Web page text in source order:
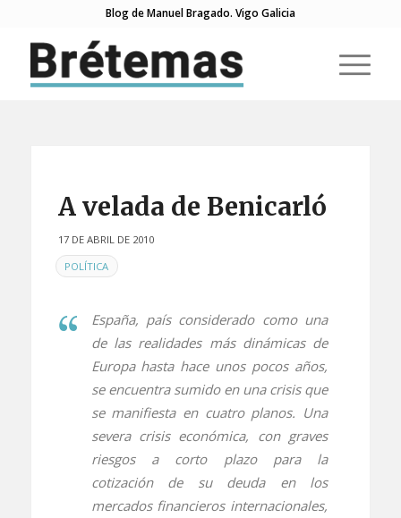
Blog de Manuel Bragado. Vigo Galicia
A velada de Benicarló
17 DE ABRIL DE 2010
EN POLÍTICA
España, país considerado como una
de las realidades más dinámicas de
Europa hasta hace unos pocos años,
se encuentra sumido en una crisis que
se manifiesta en cuatro planos. Una
severa crisis económica, con graves
riesgos a corto plazo para la
cotización de su deuda en los
mercados financieros internacionales,